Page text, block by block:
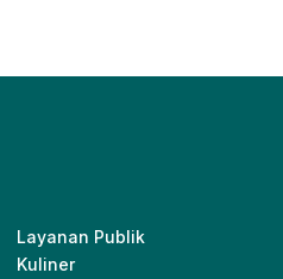
Layanan Publik
Kuliner